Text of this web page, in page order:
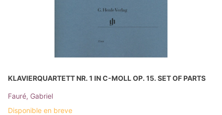
KLAVIERQUARTETT NR. 1 IN C-MOLL OP. 15. SET OF PARTS
Fauré, Gabriel
Disponible en breve